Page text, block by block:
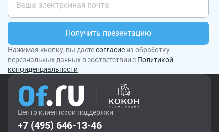
Получить презентацию
Нажимая кнопку, вы даетесогласие на обработку
персональных данных в соответствии с Политикой
конфиденциальности
Центр клиентской поддержки
+7 (495) 646-13-46